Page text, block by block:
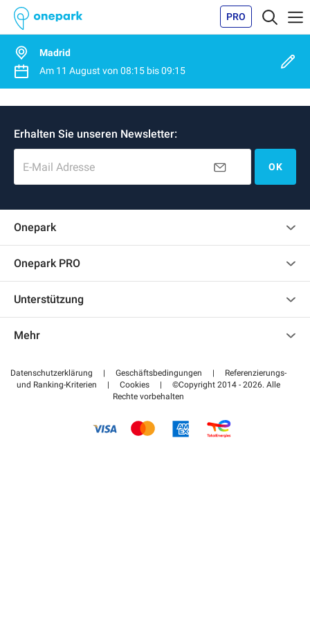
PRO
Madrid
Am 11 August von 08:15bis09:15
Erhalten Sie unseren Newsletter:
E-Mail Adresse OK
Onepark
Onepark PRO
Werden Sie unser Partner
Auf meinen Partnerbereich zugreifen
Unterstützung
Bezahlen Sie Ihren Parkplatz FLOW
Mehr
Datenschutzerklärung | Geschäftsbedingungen |
Referenzierungs-
und Ranking-Kriterien
| Cookies |
©Copyright 2014 - 2026. Alle
Rechte vorbehalten